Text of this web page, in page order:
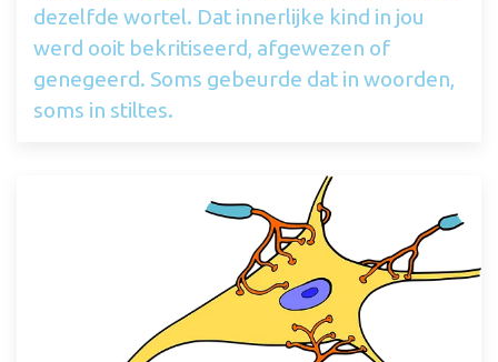
dezelfde wortel. Dat innerlijke kind in jou
werd ooit bekritiseerd, afgewezen of
genegeerd. Soms gebeurde dat in woorden,
soms in stiltes.